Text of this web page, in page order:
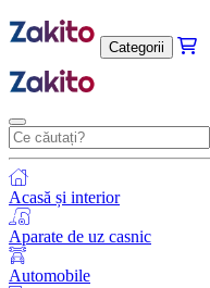
Categorii
Acasă și interior
Aparate de uz casnic
Automobile